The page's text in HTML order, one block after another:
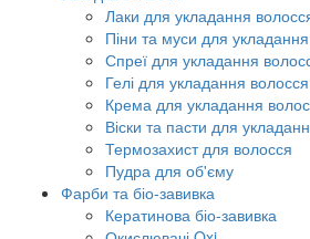
Лаки для укладання
Піни та муси для
Спреї для укладання
Гелі для укладання волосся
Крема для укладання
Віски та пасти для
Термозахист для волосся
Пудра для об'єму
Фарби та біо-завивка
Кератинова біо-завивка